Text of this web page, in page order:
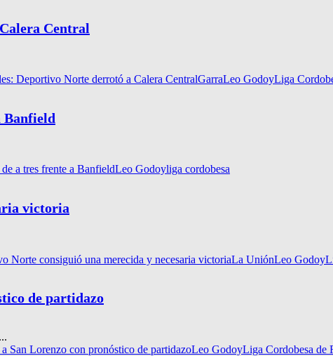
Central
Deportivo Norte derrotó a Calera CentralGarraLeo GodoyLiga
Banfield
a tres frente a BanfieldLeo Godoyliga cordobesa
victoria
Norte consiguió una merecida y necesaria victoriaLa UniónLeo Godoy
de partidazo
San Lorenzo con pronóstico de partidazoLeo GodoyLiga Cordobesa de